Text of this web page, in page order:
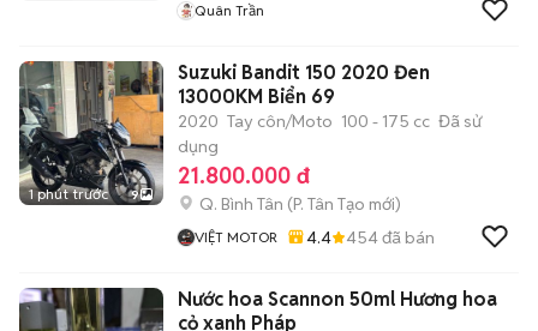
Quân Trần
1 phút trước 9
Suzuki Bandit 150 2020 Đen
13000KM Biển 69
2020 Tay côn/Moto 100 - 175 cc Đã sử
dụng
21.800.000 đ
Q. Bình Tân (P. Tân Tạo mới)
VIỆT MOTOR 4.4 454đã bán
Nước hoa Scannon 50ml Hương hoa
cỏ xanh Pháp